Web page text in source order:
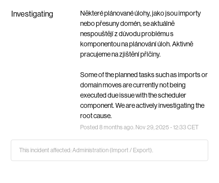
Investigating
Některé plánované úlohy, jako jsou importy
nebo přesuny domén, se aktuálně
nespouštějí z důvodu problému s
komponentou na plánování úloh. Aktivně
pracujeme na zjištění příčiny.
Some of the planned tasks such as imports or
domain moves are currently not being
executed due issue with the scheduler
component. We are actively investigating the
root cause.
Posted 8months ago. Nov29, 2025 -12:33CET
This incident affected: Administration (Import / Export).